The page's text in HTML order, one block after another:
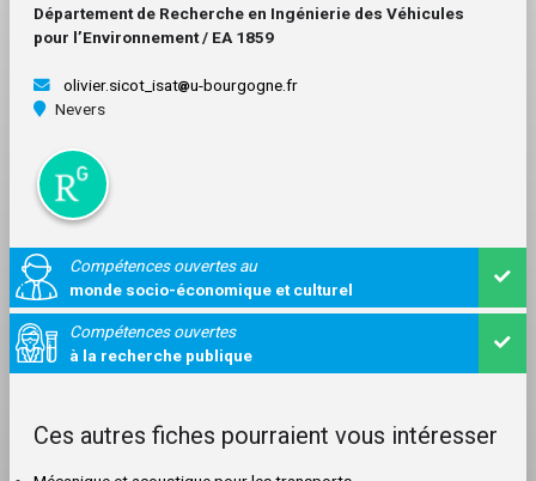
Département de Recherche en Ingénierie des Véhicules
pour l’Environnement / EA 1859
olivier.sicot_isat
u-bourgogne.fr
Nevers
Compétences ouvertes au
monde socio-économique et culturel
Compétences ouvertes
à la recherche publique
Ces autres fiches pourraient vous intéresser